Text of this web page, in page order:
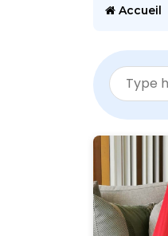
Accueil